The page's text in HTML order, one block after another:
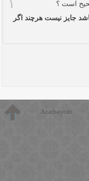
۱
است ؟
جایز نیست هرچند اگر
Azərbaycan